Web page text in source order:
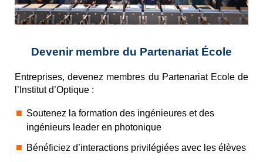
Devenir membre du Partenariat École
Entreprises, devenez membres du Partenariat Ecole de
l’Institut d’Optique :
Soutenez la formation des ingénieures et des
ingénieurs leader en photonique
Bénéficiez d’interactions privilégiées avec les élèves